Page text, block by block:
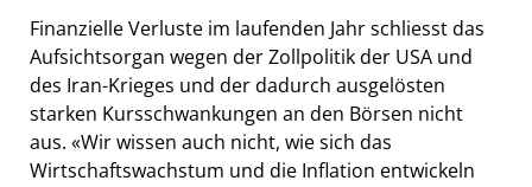
Finanzielle Verluste im laufenden Jahr schliesst das
Aufsichtsorgan wegen der Zollpolitik der USA und
des Iran-Krieges und der dadurch ausgelösten
starken Kursschwankungen an den Börsen nicht
aus. «Wir wissen auch nicht, wie sich das
Wirtschaftswachstum und die Inflation entwickeln